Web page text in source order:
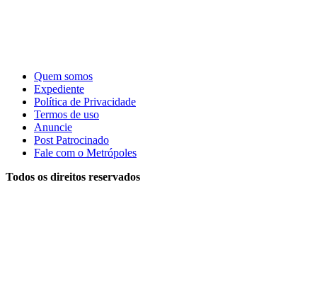
Quem somos
Expediente
Política de Privacidade
Termos de uso
Anuncie
Post Patrocinado
Fale com o Metrópoles
Todos os direitos reservados